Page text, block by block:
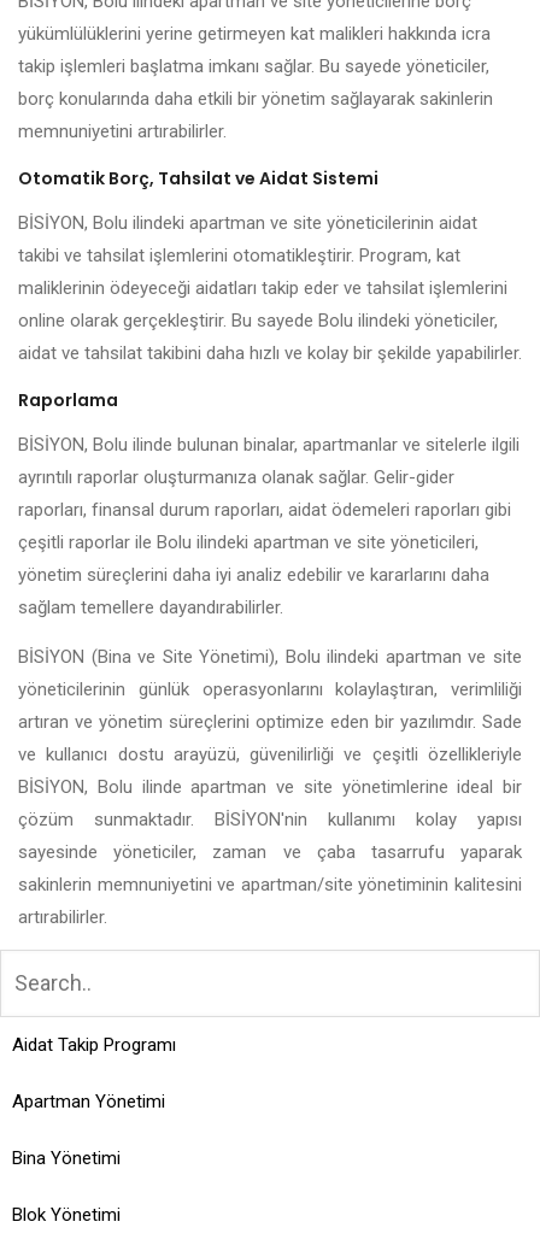
yükümlülüklerini yerine getirmeyen kat malikleri hakkında icra
takip işlemleri başlatma imkanı sağlar. Bu sayede yöneticiler,
borç konularında daha etkili bir yönetim sağlayarak sakinlerin
memnuniyetini artırabilirler.
Otomatik Borç, Tahsilat ve Aidat Sistemi
BİSİYON, Bolu ilindeki apartman ve site yöneticilerinin aidat
takibi ve tahsilat işlemlerini otomatikleştirir. Program, kat
maliklerinin ödeyeceği aidatları takip eder ve tahsilat işlemlerini
online olarak gerçekleştirir. Bu sayede Bolu ilindeki yöneticiler,
aidat ve tahsilat takibini daha hızlı ve kolay bir şekilde yapabilirler.
Raporlama
BİSİYON, Bolu ilinde bulunan binalar, apartmanlar ve sitelerle ilgili
ayrıntılı raporlar oluşturmanıza olanak sağlar. Gelir-gider
raporları, finansal durum raporları, aidat ödemeleri raporları gibi
çeşitli raporlar ile Bolu ilindeki apartman ve site yöneticileri,
yönetim süreçlerini daha iyi analiz edebilir ve kararlarını daha
sağlam temellere dayandırabilirler.
BİSİYON (Bina ve Site Yönetimi), Bolu ilindeki apartman ve site
yöneticilerinin günlük operasyonlarını kolaylaştıran, verimliliği
artıran ve yönetim süreçlerini optimize eden bir yazılımdır. Sade
ve kullanıcı dostu arayüzü, güvenilirliği ve çeşitli özellikleriyle
BİSİYON, Bolu ilinde apartman ve site yönetimlerine ideal bir
çözüm sunmaktadır. BİSİYON'nin kullanımı kolay yapısı
sayesinde yöneticiler, zaman ve çaba tasarrufu yaparak
sakinlerin memnuniyetini ve apartman/site yönetiminin kalitesini
artırabilirler.
Aidat Takip Programı
Apartman Yönetimi
Bina Yönetimi
Blok Yönetimi